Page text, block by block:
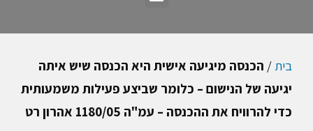
בית/ הכנסה מיגיעה אישית היא הכנסה שיש איתה
יגיעה של הנישום – כלומר שביצע פעילות משמעותית
כדי להרוויח את ההכנסה – עמ"ה 1180/05 אהרון רט